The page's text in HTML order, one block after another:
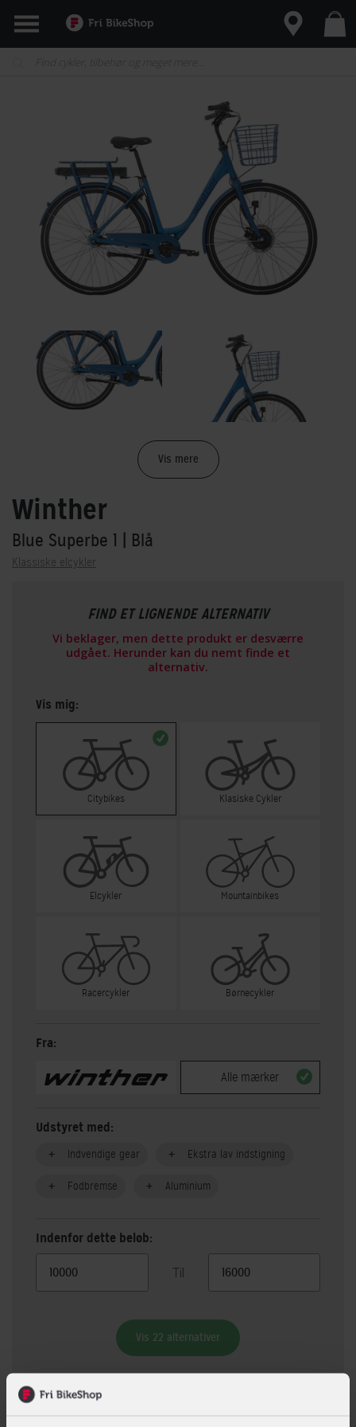
Vis mere
Winther
Blue Superbe 1 | Blå
Klassiske elcykler
FIND ET LIGNENDE ALTERNATIV
Vi beklager, men dette produkt er desværre
udgået. Herunder kan du nemt finde et
alternativ.
Vis mig:
Citybikes Klasiske Cykler
Elcykler Mountainbikes
Racercykler Børnecykler
Fra:
Alle mærker
Udstyret med:
Indvendige gear Ekstra lav indstigning
Fodbremse Aluminium
Indenfor dette beløb:
Til
Vis 22 alternativer
Beskrivelse